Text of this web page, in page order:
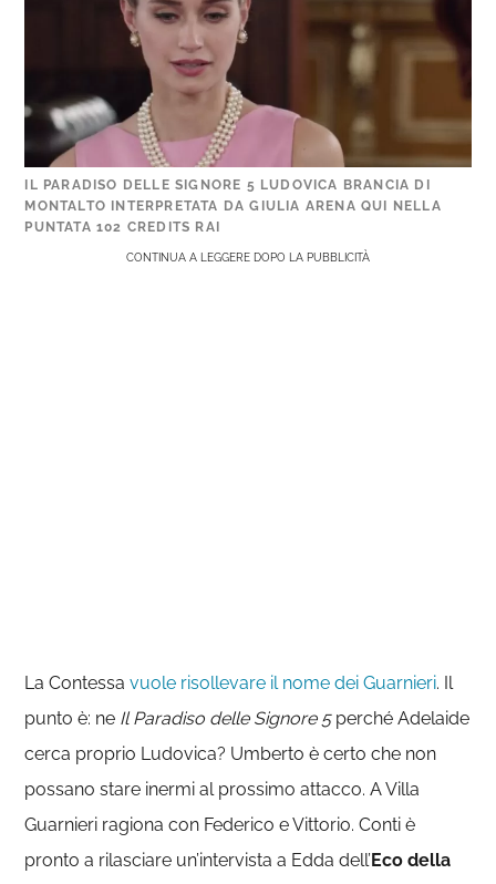
IL PARADISO DELLE SIGNORE 5 LUDOVICA BRANCIA DI
MONTALTO INTERPRETATA DA GIULIA ARENA QUI NELLA
PUNTATA 102 CREDITS RAI
CONTINUA A LEGGERE DOPO LA PUBBLICITÀ
La Contessavuole risollevare il nome dei Guarnieri. Il
punto è: ne Il Paradiso delle Signore 5perché Adelaide
cerca proprio Ludovica? Umberto è certo che non
possano stare inermi al prossimo attacco. A Villa
Guarnieri ragiona con Federico e Vittorio. Conti è
pronto a rilasciare un’intervista a Edda dell’Eco della